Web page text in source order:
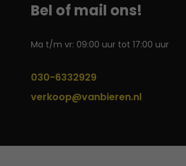
Bel of mail ons!
Ma t/m vr: 09:00 uur tot 17:00 uur
030-6332929
verkoop@vanbieren.nl